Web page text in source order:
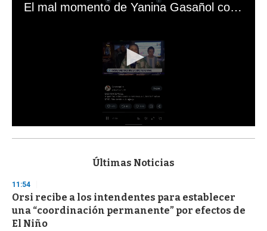
El mal momento de Yanina Gasañol con un hincha argentino en "Subrayado"
s
d
s
o
f
3
Últimas Noticias
11:54
Orsi recibe a los intendentes para establecer
una “coordinación permanente” por efectos de
El Niño